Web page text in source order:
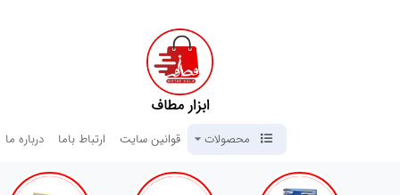
ابزار مطاف
محصولات قوانین سایت ارتباط باما درباره ما